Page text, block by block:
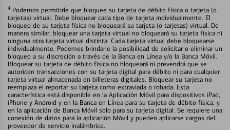
4 Podemos permitirle que bloquee su tarjeta de débito física o tarjeta (o
tarjetas) virtual. Debe bloquear cada tipo de tarjeta individualmente. El
bloqueo de su tarjeta física no bloqueará su tarjeta (o tarjetas) virtual. De
manera similar, bloquear una tarjeta virtual no bloqueará su tarjeta física ni
ninguna otra tarjeta virtual distinta. Cada tarjeta virtual debe bloquearse
individualmente. Podemos brindarle la posibilidad de solicitar o eliminar un
bloqueo a su discreción a través de la Banca en Línea y/o la Banca Móvil.
Bloquear su tarjeta de débito física no bloqueará ni prevendrá que se
autoricen transacciones con su tarjeta digital para débito ni para cualquier
tarjeta virtual almacenada en billeteras digitales. Bloquear su tarjeta no
reemplaza el reportar su tarjeta como extraviada o robada. Esta
característica está disponible en la Aplicación Móvil para dispositivos iPad,
iPhone y Android y en la Banca en Línea para su tarjeta de débito física, y
en la aplicación de Banca Móvil solo para su tarjeta digital. Se requiere una
conexión de datos para la aplicación Móvil y pueden aplicarse cargos del
proveedor de servicio inalámbrico.